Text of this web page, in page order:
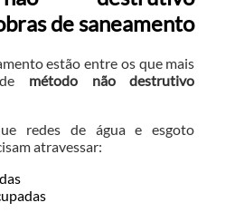
de saneamento
estão entre os que mais
método não destrutivo
redes de água e esgoto
atravessar: